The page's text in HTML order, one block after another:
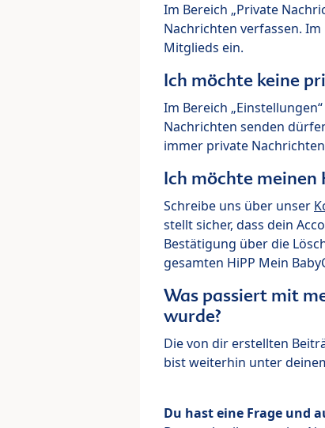
Im Bereich „Private
Nachrichten verfassen.
Mitglieds ein.
Ich möchte keine
Im Bereich
Nachrichten senden
immer private
Ich möchte meinen
Schreibe uns über unser
stellt sicher, dass dein
Bestätigung über die
gesamten HiPP Mein
Was passiert mit
wurde?
Die von dir erstellten
bist weiterhin unter
Du hast eine Frage und